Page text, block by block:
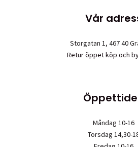
Vår
Storgatan 1, 467 40
Retur öppet köp och
Måndag 10-16
Torsdag 14,30-